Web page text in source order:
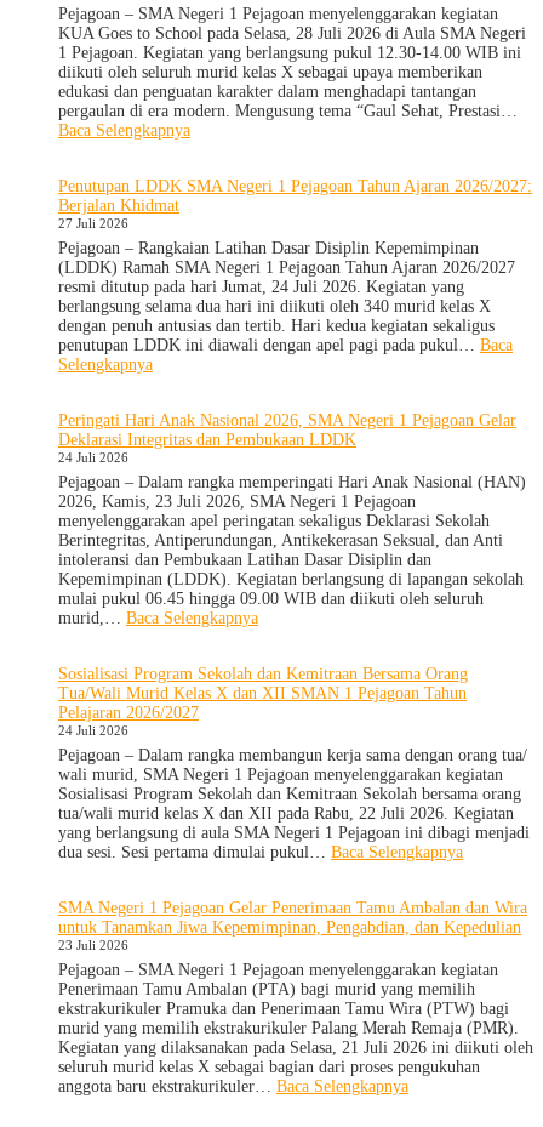
1
Pejagoan
Gelar
Workshop
Penguatan
Kapasitas
Pejagoan – SMA Negeri 1 Pejagoan menyelenggarakan kegiatan
KUA Goes to School pada Selasa, 28 Juli 2026 di Aula SMA Negeri
1 Pejagoan. Kegiatan yang berlangsung pukul 12.30-14.00 WIB ini
diikuti oleh seluruh murid kelas X sebagai upaya memberikan
edukasi dan penguatan karakter dalam menghadapi tantangan
pergaulan di era modern. Mengusung tema “Gaul Sehat, Prestasi…
Baca Selengkapnya:
to
di
SMA
Negeri
1
Pejagoan,
Bekali
Pergaulan
Demi
Depan
Cerah
Penutupan LDDK SMA Negeri 1 Pejagoan Tahun Ajaran 2026/2027:
Berjalan Khidmat
27 Juli 2026
Pejagoan – Rangkaian Latihan Dasar Disiplin Kepemimpinan
(LDDK) Ramah SMA Negeri 1 Pejagoan Tahun Ajaran 2026/2027
resmi ditutup pada hari Jumat, 24 Juli 2026. Kegiatan yang
berlangsung selama dua hari ini diikuti oleh 340 murid kelas X
dengan penuh antusias dan tertib. Hari kedua kegiatan sekaligus
penutupan LDDK ini diawali dengan apel pagi pada pukul… Baca
Selengkapnya:
SMA
Negeri
Pejagoan
Tahun
Ajaran
2026/2027:
Berjalan
Khidmat
Peringati Hari Anak Nasional 2026, SMA Negeri 1 Pejagoan Gelar
Deklarasi Integritas dan Pembukaan LDDK
24 Juli 2026
Pejagoan – Dalam rangka memperingati Hari Anak Nasional (HAN)
2026, Kamis, 23 Juli 2026, SMA Negeri 1 Pejagoan
menyelenggarakan apel peringatan sekaligus Deklarasi Sekolah
Berintegritas, Antiperundungan, Antikekerasan Seksual, dan Anti
intoleransi dan Pembukaan Latihan Dasar Disiplin dan
Kepemimpinan (LDDK). Kegiatan berlangsung di lapangan sekolah
mulai pukul 06.45 hingga 09.00 WIB dan diikuti oleh seluruh
murid,… Baca Selengkapnya:
Anak
Nasional
Negeri
1
Pejagoan
Gelar
Deklarasi
Integritas
LDDK
Sosialisasi Program Sekolah dan Kemitraan Bersama Orang
Tua/Wali Murid Kelas X dan XII SMAN 1 Pejagoan Tahun
Pelajaran 2026/2027
24 Juli 2026
Pejagoan – Dalam rangka membangun kerja sama dengan orang tua/
wali murid, SMA Negeri 1 Pejagoan menyelenggarakan kegiatan
Sosialisasi Program Sekolah dan Kemitraan Sekolah bersama orang
tua/wali murid kelas X dan XII pada Rabu, 22 Juli 2026. Kegiatan
yang berlangsung di aula SMA Negeri 1 Pejagoan ini dibagi menjadi
dua sesi. Sesi pertama dimulai pukul… Baca Selengkapnya:
Sekolah
dan
Bersama
Orang
Tua/Wali
Murid
Kelas
X
SMA Negeri 1 Pejagoan Gelar Penerimaan Tamu Ambalan dan Wira
untuk Tanamkan Jiwa Kepemimpinan, Pengabdian, dan Kepedulian
23 Juli 2026
Pejagoan – SMA Negeri 1 Pejagoan menyelenggarakan kegiatan
Penerimaan Tamu Ambalan (PTA) bagi murid yang memilih
ekstrakurikuler Pramuka dan Penerimaan Tamu Wira (PTW) bagi
murid yang memilih ekstrakurikuler Palang Merah Remaja (PMR).
Kegiatan yang dilaksanakan pada Selasa, 21 Juli 2026 ini diikuti oleh
seluruh murid kelas X sebagai bagian dari proses pengukuhan
anggota baru ekstrakurikuler… Baca Selengkapnya: